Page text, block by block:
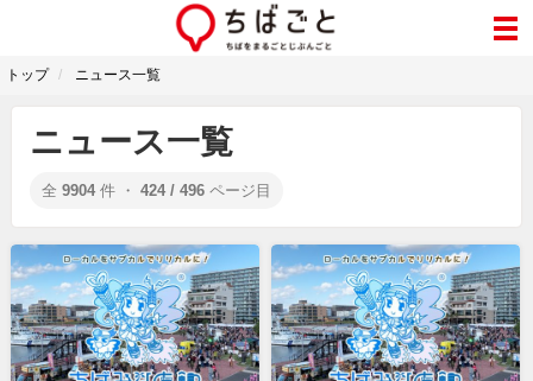
トップ ニュース一覧
ニュース一覧
全 9904 件 ・ 424 / 496 ページ目